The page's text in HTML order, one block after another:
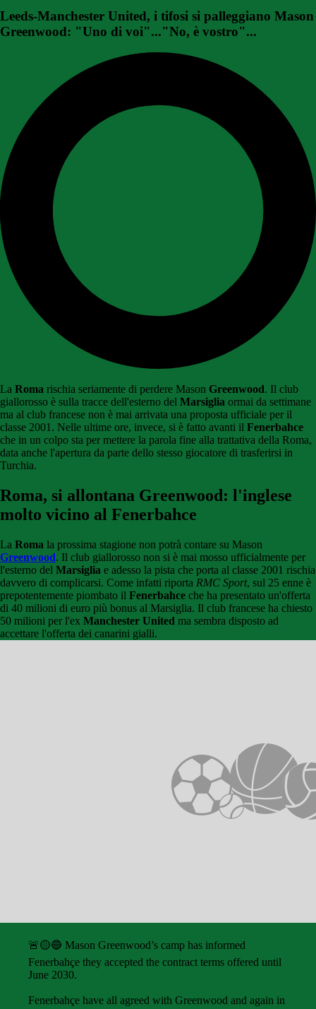
Leeds-Manchester United, i tifosi si palleggiano Mason
Greenwood: "Uno di voi"..."No, è vostro"...
La Roma rischia seriamente di perdere Mason Greenwood. Il club
giallorosso è sulla tracce dell'esterno del Marsiglia ormai da settimane
ma al club francese non è mai arrivata una proposta ufficiale per il
classe 2001. Nelle ultime ore, invece, si è fatto avanti il Fenerbahce
che in un colpo sta per mettere la parola fine alla trattativa della Roma,
data anche l'apertura da parte dello stesso giocatore di trasferirsi in
Turchia.
Roma, si allontana Greenwood: l'inglese
molto vicino al Fenerbahce
La Roma la prossima stagione non potrà contare su Mason
Greenwood. Il club giallorosso non si è mai mosso ufficialmente per
l'esterno del Marsiglia e adesso la pista che porta al classe 2001 rischia
davvero di complicarsi. Come infatti riporta RMC Sport, sul 25 enne è
prepotentemente piombato il Fenerbahce che ha presentato un'offerta
di 40 milioni di euro più bonus al Marsiglia. Il club francese ha chiesto
50 milioni per l'ex Manchester United ma sembra disposto ad
accettare l'offerta dei canarini gialli.
🚨🟡🔵 Mason Greenwood’s camp has informed
Fenerbahçe they accepted the contract terms offered until
June 2030.
Fenerbahçe have all agreed with Greenwood and again in